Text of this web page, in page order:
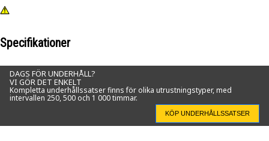
Specifikationer
DAGS FÖR UNDERHÅLL?
VI GÖR DET ENKELT
Kompletta underhållssatser finns för olika utrustningstyper, med
intervallen 250, 500 och 1 000 timmar.
KÖP UNDERHÅLLSSATSER